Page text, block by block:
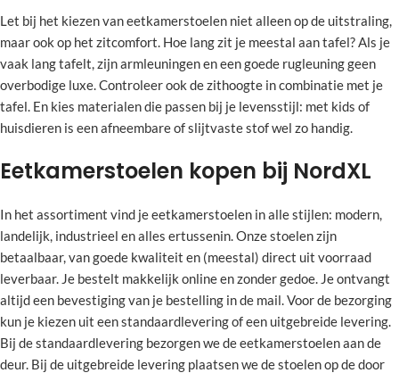
Let bij het kiezen van eetkamerstoelen niet alleen op de uitstraling,
maar ook op het zitcomfort. Hoe lang zit je meestal aan tafel? Als je
vaak lang tafelt, zijn armleuningen en een goede rugleuning geen
overbodige luxe. Controleer ook de zithoogte in combinatie met je
tafel. En kies materialen die passen bij je levensstijl: met kids of
huisdieren is een afneembare of slijtvaste stof wel zo handig.
Eetkamerstoelen kopen bij NordXL
In het assortiment vind je eetkamerstoelen in alle stijlen: modern,
landelijk, industrieel en alles ertussenin. Onze stoelen zijn
betaalbaar, van goede kwaliteit en (meestal) direct uit voorraad
leverbaar. Je bestelt makkelijk online en zonder gedoe. Je ontvangt
altijd een bevestiging van je bestelling in de mail. Voor de bezorging
kun je kiezen uit een standaardlevering of een uitgebreide levering.
Bij de standaardlevering bezorgen we de eetkamerstoelen aan de
deur. Bij de uitgebreide levering plaatsen we de stoelen op de door